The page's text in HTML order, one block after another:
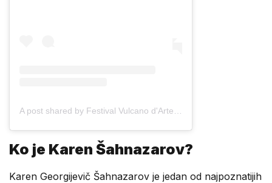
Ko je Karen Šahnazarov?
Karen Georgijevič Šahnazarov je jedan od najpoznatijih